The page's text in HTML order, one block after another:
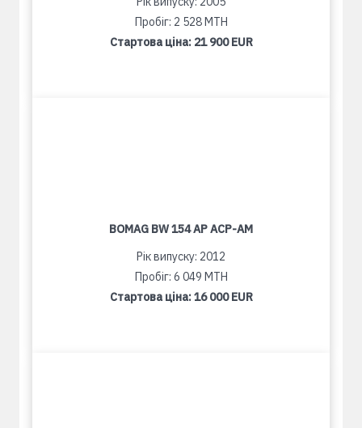
Пробіг: 2 528 MTH
Стартова ціна: 21 900 EUR
BOMAG BW 154 AP ACP-AM
Рік випуску: 2012
Пробіг: 6 049 MTH
Стартова ціна:16 000 EUR